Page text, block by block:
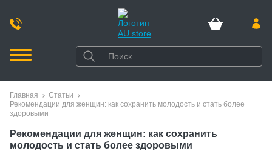
Главная
Статьи
Рекомендации для женщин: как сохранить молодость и стать более
здоровыми
Рекомендации для женщин: как сохранить
молодость и стать более здоровыми